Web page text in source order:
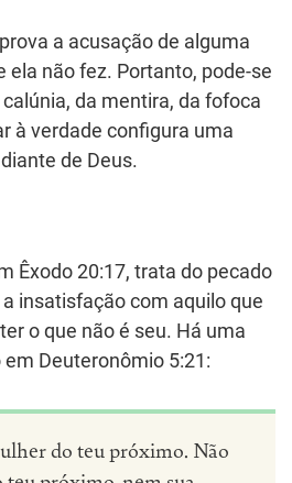
a acusação de alguma
ela não fez. Portanto, pode-se
da mentira, da fofoca
à verdade configura uma
de Deus.
Êxodo 20:17, trata do pecado
insatisfação com aquilo que
o que não é seu. Há uma
Deuteronômio 5:21:
do teu próximo. Não